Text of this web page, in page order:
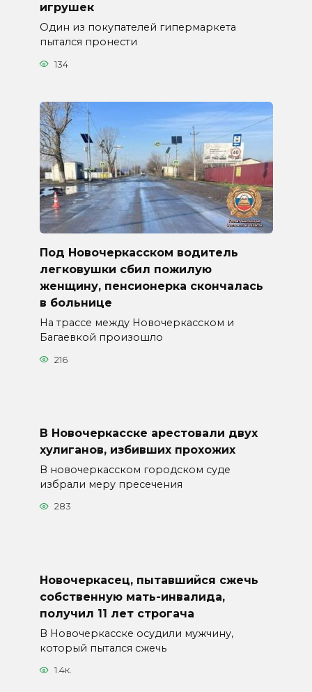
игрушек
Один из покупателей гипермаркета
пытался пронести
134
Под Новочеркасском водитель
легковушки сбил пожилую
женщину, пенсионерка скончалась
в больнице
На трассе между Новочеркасском и
Багаевкой произошло
216
В Новочеркасске арестовали двух
хулиганов, избивших прохожих
В новочеркасском городском суде
избрали меру пресечения
283
Новочеркасец, пытавшийся сжечь
собственную мать-инвалида,
получил 11 лет строгача
В Новочеркасске осудили мужчину,
который пытался сжечь
1.4к.